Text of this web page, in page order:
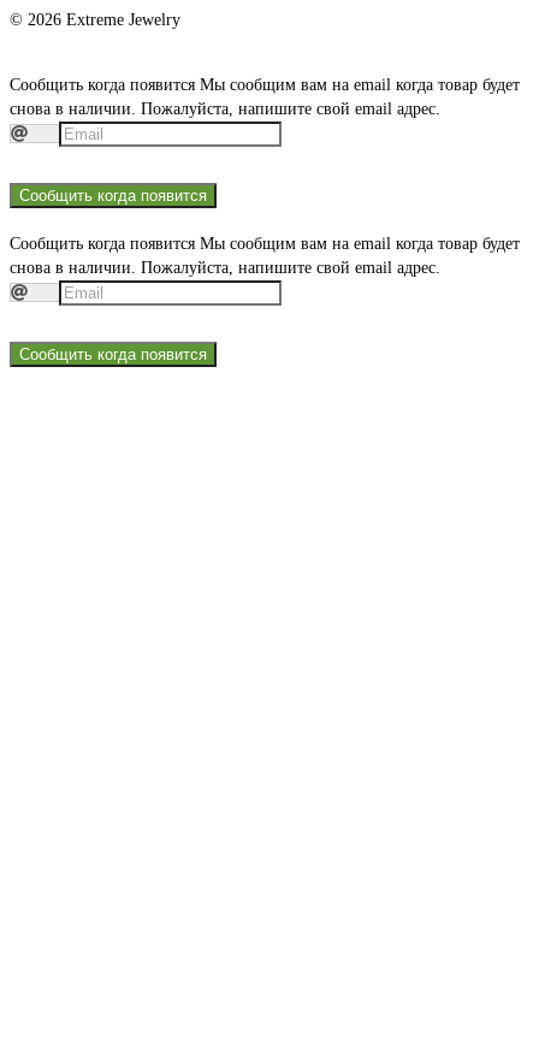
© 2026 Extreme Jewelry
Сообщить когда появится Мы сообщим вам на email когда товар будет
снова в наличии. Пожалуйста, напишите свой email адрес.
Сообщить когда появится
Сообщить когда появится Мы сообщим вам на email когда товар будет
снова в наличии. Пожалуйста, напишите свой email адрес.
Сообщить когда появится